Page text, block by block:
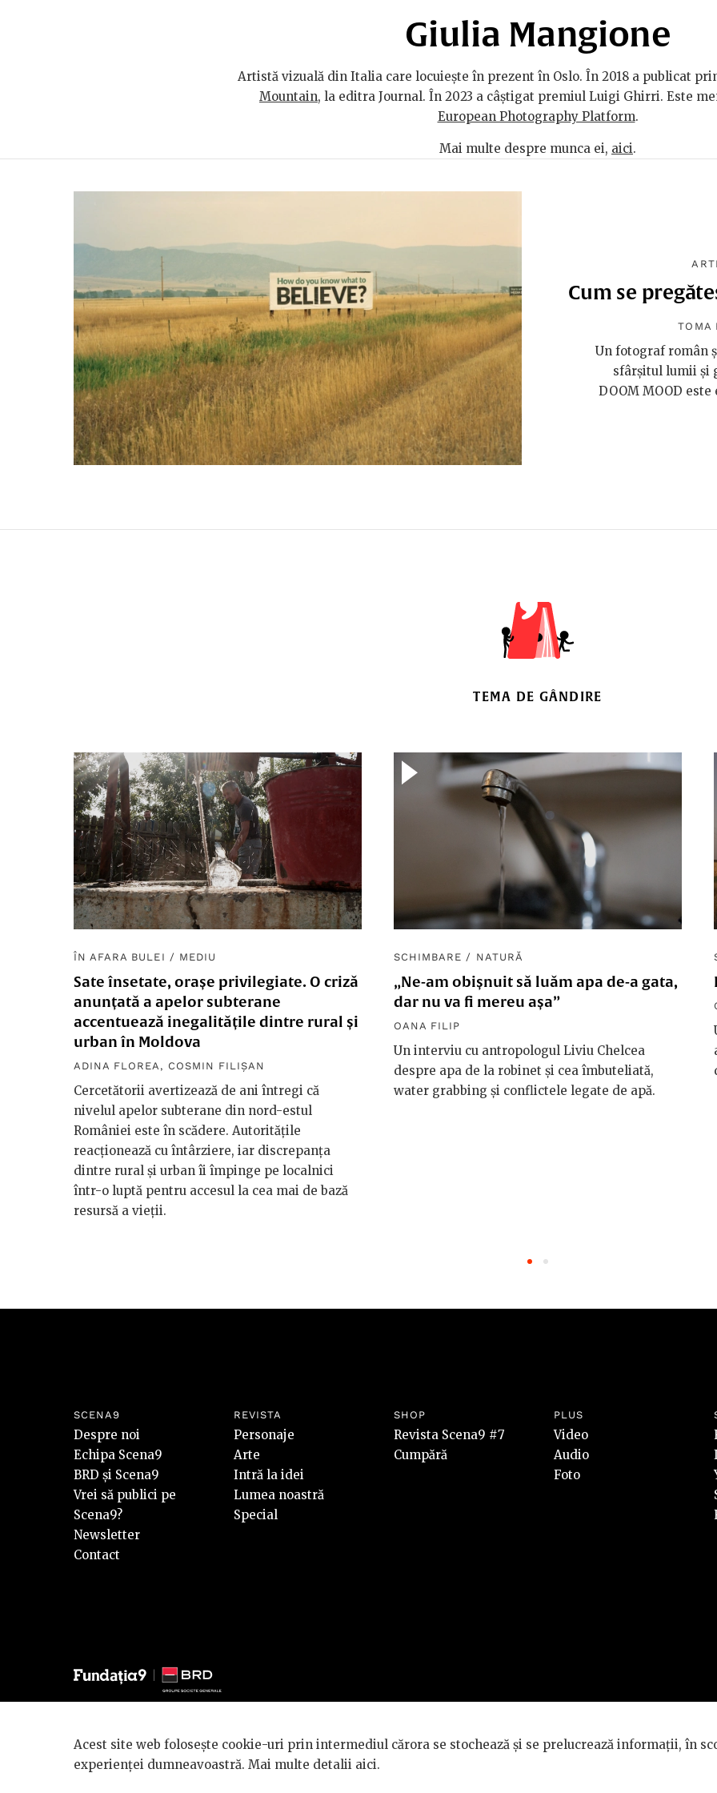
Giulia Mangione
Artistă vizuală din Italia care locuiește în prezent în Oslo. În 2018 a publicat
Mountain, la editra Journal. În 2023 a câștigat premiul Luigi Ghirri. Este
European Photography Platform.
Mai multe despre munca ei, aici.
Cum se
TOMA
Un fotograf român
sfârșitul lumii și
DOOM MOOD
TEMA DE GÂNDIRE
ÎN AFARA BULEI / MEDIU
Sate însetate, orașe privilegiate. O criză
anunțată a apelor subterane
accentuează inegalitățile dintre rural și
urban în Moldova
ADINA FLOREA , COSMIN FILIȘAN
Cercetătorii avertizează de ani întregi că
nivelul apelor subterane din nord-estul
României este în scădere. Autoritățile
reacționează cu întârziere, iar discrepanța
dintre rural și urban îi împinge pe localnici
într-o luptă pentru accesul la cea mai de bază
resursă a vieții.
SCHIMBARE / NATURĂ
„Ne-am obișnuit să luăm apa de-a gata,
dar nu va fi mereu așa”
OANA FILIP
Un interviu cu antropologul Liviu Chelcea
despre apa de la robinet și cea îmbuteliată,
water grabbing și conflictele legate de apă.
SCENA9
Despre noi
Echipa Scena9
BRD și Scena9
Vrei să publici pe
Scena9?
Newsletter
Contact
REVISTA
Personaje
Arte
Intră la idei
Lumea noastră
Special
SHOP
Revista Scena9 #7
Cumpără
PLUS
Video
Audio
Foto
Scena 9 este un proiect sustinut deBRD GROUPE SOCIÉTÉ GÉNÉRALE.
Acest site web folosește cookie-uri prin intermediul cărora se stochează și se prelucrează informații, în
experienței dumneavoastră. Mai multe detalii aici.